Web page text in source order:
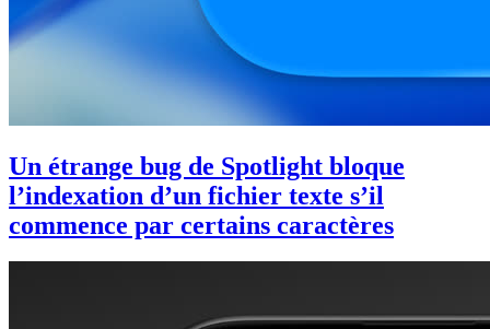
Un étrange bug de Spotlight bloque
l’indexation d’un fichier texte s’il
commence par certains caractères